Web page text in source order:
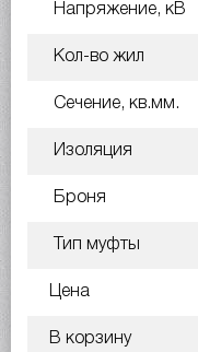
Напряжение, кВ
Кол-во жил
Сечение, кв.мм.
Изоляция
Броня
Тип муфты
Цена
В корзину